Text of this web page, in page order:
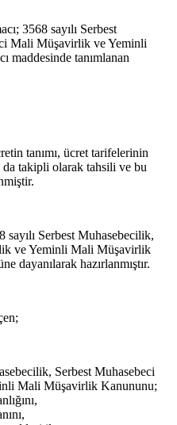
3568 sayılı Serbest
Mali Müşavirlik ve Yeminli
maddesinde tanımlanan
tanımı, ücret tarifelerinin
takipli olarak tahsili ve bu
Serbest Muhasebecilik,
ve Yeminli Mali Müşavirlik
dayanılarak hazırlanmıştır.
Serbest Muhasebeci
Mali Müşavirlik Kanununu;